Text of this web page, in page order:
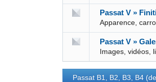
Passat V »
Apparence,
Passat V »
Images, vidéos,
Passat B1, B2, B3, B4